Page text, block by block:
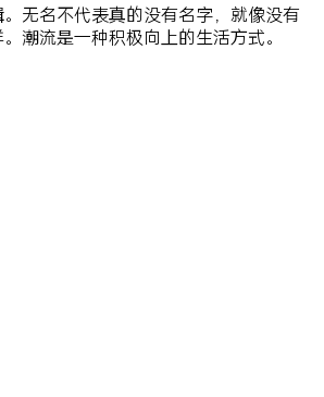
无名不代表真的没有名字，就像没有
潮流是一种积极向上的生活方式。